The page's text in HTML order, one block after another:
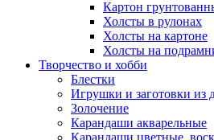
Картон
Холсты в рулонах
Холсты на картоне
Холсты на
Творчество и хобби
Блестки
Игрушки и заготовки из
Золочение
Карандаши акварельные
Карандаши цветные,